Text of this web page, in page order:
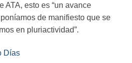
ATA, esto es “un avance
de manifiesto que se
en pluriactividad”.
Días